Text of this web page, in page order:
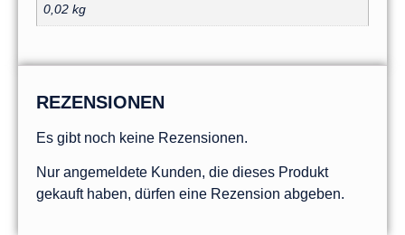
0,02 kg
REZENSIONEN
Es gibt noch keine Rezensionen.
Nur angemeldete Kunden, die dieses Produkt
gekauft haben, dürfen eine Rezension abgeben.